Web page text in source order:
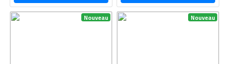
Nouveau Nouveau